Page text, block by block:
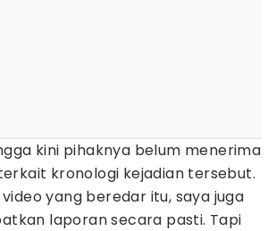
kini pihaknya belum menerima
kronologi kejadian tersebut.
yang beredar itu, saya juga
laporan secara pasti. Tapi